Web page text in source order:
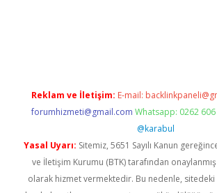
Reklam ve İletişim: E-mail:
forumhizmeti@gmail.com Whatsapp: 0262
@karabul
Yasal Uyarı: Sitemiz, 5651 Sayılı Kanun
ve İletişim Kurumu (BTK) tarafından onaylanmış
olarak hizmet vermektedir. Bu nedenle,